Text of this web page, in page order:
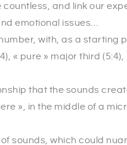
and link our
emotional issues…
with, as a starting
« pure » major third (5:4),
that the sounds
», in the middle of a
sounds, which could